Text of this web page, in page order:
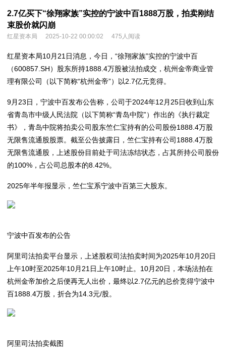
2.7亿买下“徐翔家族”实控的宁波中百1888万股，拍卖刚结
束股价就闪崩
红星资本局 2025-10-22 00:00:02 475人阅读
红星资本局10月21日消息，今日，“徐翔家族”实控的宁波中百
（600857.SH）股东所持1888.4万股被法拍成交，杭州金帝商业管
理有限公司（以下简称“杭州金帝”）以2.7亿元竞得。
9月23日，宁波中百发布公告称，公司于2024年12月25日收到山东
省青岛市中级人民法院（以下简称“青岛中院”）作出的《执行裁定
书》，青岛中院将拍卖公司股东竺仁宝持有的公司股份1888.4万股
无限售流通股股票。截至公告披露日，竺仁宝持有公司1888.4万股
无限售流通股，上述股份目前处于司法冻结状态，占其所持公司股份
的100%，占公司总股本的8.42%。
2025年半年报显示，竺仁宝系宁波中百第三大股东。
宁波中百发布的公告
阿里司法拍卖平台显示，上述股权司法拍卖时间为2025年10月20日
上午10时至2025年10月21日上午10时止。10月20日，本场法拍在
杭州金帝加价之后便再无人出价，最终以2.7亿元的总价竞得宁波中
百1888.4万股，折合为14.3元/股。
阿里司法拍卖截图